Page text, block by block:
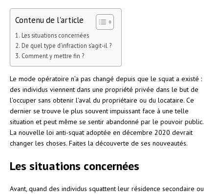
Contenu de l'article
Les situations concernées
De quel type d’infraction s’agit-il ?
Comment y mettre fin ?
Le mode opératoire n’a pas changé depuis que le squat a existé :
des individus viennent dans une propriété privée dans le but de
l’occuper sans obtenir l’aval du propriétaire ou du locataire. Ce
dernier se trouve le plus souvent impuissant face à une telle
situation et peut même se sentir abandonné par le pouvoir public.
La nouvelle loi anti-squat adoptée en décembre 2020 devrait
changer les choses. Faites la découverte de ses nouveautés.
Les situations concernées
Avant, quand des individus squattent leur résidence secondaire ou